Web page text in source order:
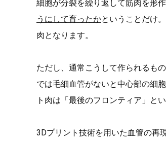
細胞が分裂を繰り返して筋肉を形
うにして育ったかということだけ
肉となります。
ただし、通常こうして作られるも
では毛細血管がないと中心部の細
ト肉は「最後のフロンティア」と
3Dプリント技術を用いた血管の再